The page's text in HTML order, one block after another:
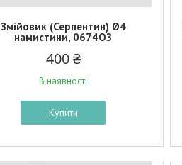
Змійовик (Серпентин) Ø4
намистини, 0674ОЗ
400 ₴
В наявності
Купити